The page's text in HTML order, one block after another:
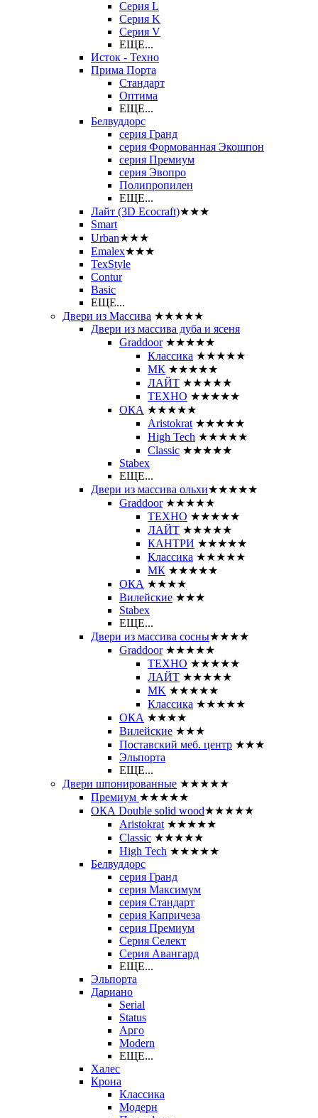
Серия L
Серия K
Серия V
ЕЩЕ...
Исток - Техно
Прима Порта
Стандарт
Оптима
ЕЩЕ...
Белвуддорс
серия Гранд
серия Формованная Экошпон
серия Премиум
серия Эвопро
Полипропилен
ЕЩЕ...
Лайт (3D Ecocraft)★★★
Smart
Urban★★★
Emalex★★★
TexStyle
Contur
Basic
ЕЩЕ...
Двери из Массива ★★★★★
Двери из массива дуба и ясеня
Graddoor ★★★★★
Классика ★★★★★
МК ★★★★★
ЛАЙТ ★★★★★
ТЕХНО ★★★★★
ОКА ★★★★★
Aristokrat ★★★★★
High Tech ★★★★★
Classic ★★★★★
Stabex
ЕЩЕ...
Двери из массива ольхи★★★★★
Graddoor ★★★★★
ТЕХНО ★★★★★
ЛАЙТ ★★★★★
КАНТРИ ★★★★★
Классика ★★★★★
МК ★★★★★
ОКА ★★★★
Вилейские ★★★
Stabex
ЕЩЕ...
Двери из массива сосны★★★★
Graddoor ★★★★★
ТЕХНО ★★★★★
ЛАЙТ ★★★★★
MK ★★★★★
Классика ★★★★★
ОКА ★★★★
Вилейские ★★★
Поставский меб. центр ★★★
Эльпорта
ЕЩЕ...
Двери шпонированные ★★★★★
Премиум ★★★★★
ОКА Double solid wood★★★★★
Aristokrat ★★★★★
Classic ★★★★★
High Tech ★★★★★
Белвуддорс
серия Гранд
серия Максимум
серия Стандарт
серия Капричеза
серия Премиум
Серия Селект
Серия Авангард
ЕЩЕ...
Эльпорта
Дариано
Serial
Status
Арго
Modern
ЕЩЕ...
Халес
Крона
Классика
Модерн